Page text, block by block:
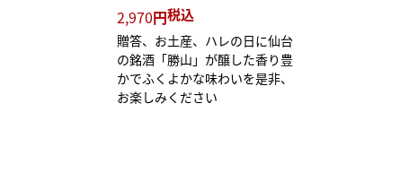
2,970
税込
贈答、お土産、ハレの日に仙台
の銘酒「勝山」が醸した香り豊
かでふくよかな味わいを是非、
お楽しみください